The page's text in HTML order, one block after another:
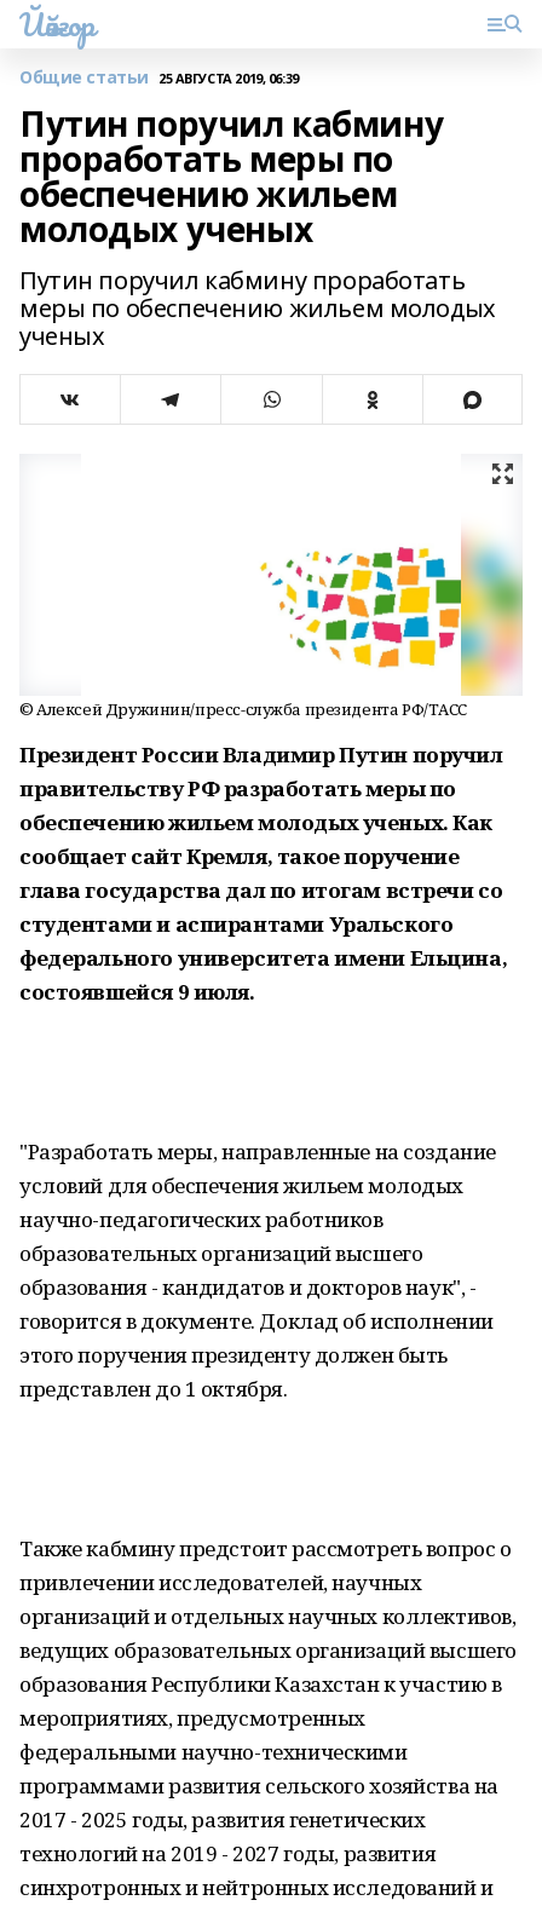
Йәйғор
Общие статьи 25 АВГУСТА 2019, 06:39
Путин поручил кабмину
проработать меры по
обеспечению жильем
молодых ученых
Путин поручил кабмину проработать
меры по обеспечению жильем молодых
ученых
© Алексей Дружинин/пресс-служба президента РФ/ТАСС
Президент России Владимир Путин поручил
правительству РФ разработать меры по
обеспечению жильем молодых ученых. Как
сообщает сайт Кремля, такое поручение
глава государства дал по итогам встречи со
студентами и аспирантами Уральского
федерального университета имени Ельцина,
состоявшейся 9 июля.
"Разработать меры, направленные на создание
условий для обеспечения жильем молодых
научно-педагогических работников
образовательных организаций высшего
образования - кандидатов и докторов наук", -
говорится в документе. Доклад об исполнении
этого поручения президенту должен быть
представлен до 1 октября.
Также кабмину предстоит рассмотреть вопрос о
привлечении исследователей, научных
организаций и отдельных научных коллективов,
ведущих образовательных организаций высшего
образования Республики Казахстан к участию в
мероприятиях, предусмотренных
федеральными научно-техническими
программами развития сельского хозяйства на
2017 - 2025 годы, развития генетических
технологий на 2019 - 2027 годы, развития
синхротронных и нейтронных исследований и